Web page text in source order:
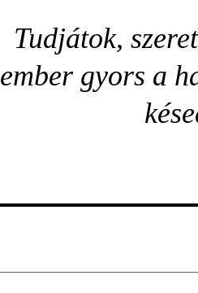
Tudjátok,
ember gyors a